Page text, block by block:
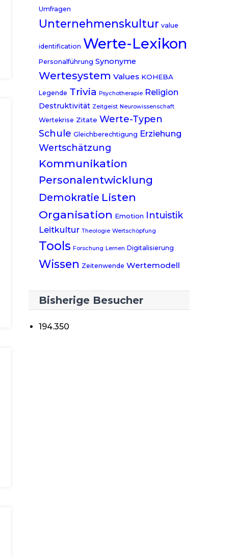
Umfragen
Unternehmenskultur value
identification Werte-Lexikon
Personalführung Synonyme
Wertesystem Values KOHEBA
Legende Trivia Psychotherapie Religion
Destruktivität Zeitgeist Neurowissenschaft
Wertekrise Zitate Werte-Typen
Schule Gleichberechtigung Erziehung
Wertschätzung
Kommunikation
Personalentwicklung
Demokratie Listen
Organisation Emotion Intuistik
Leitkultur Theologie Wertschöpfung
Tools Forschung Lernen Digitalisierung
Wissen Zeitenwende Wertemodell
Bisherige Besucher
194.350